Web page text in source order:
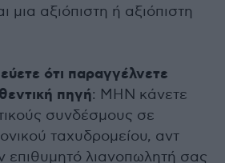
μια αξιόπιστη ή αξιόπιστη
ότι παραγγέλνετε
πηγή: ΜΗΝ κάνετε
συνδέσμους σε
ταχυδρομείου, αντ
επιθυμητό λιανοπωλητή σας